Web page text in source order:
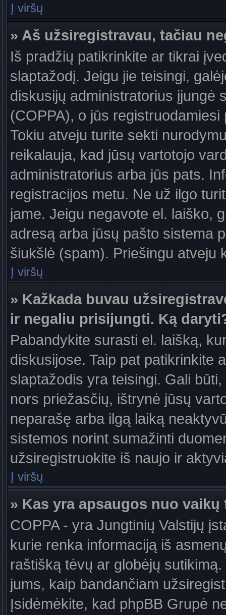
Į viršų
» Aš užsiregistravau, tačiau
Iš pradžių patikrinkite ar tikrai
slaptažodį. Jeigu jie teisingi,
diskusijų administratorius įjungė
(COPPA), o jūs
Tokiu atveju turite sekti
reikalauja, kad jūsų vartotojo
administratorius arba jūs pats.
registracijos metu. Ne už ilgo
jame. Jeigu negavote el. laiško,
adresą arba jūsų pašto sistema
šiukšlė (spam). Priešingu atveju
Į viršų
» Kažkada buvau
ir negaliu prisijungti. Ką
Pabandykite surasti el. laišką,
diskusijose. Taip pat patikrinkite
slaptažodis yra teisingi. Gali
nors priežasčių, ištrynė jūsų
neparašę arba ilgą laiką
sistemos norint sumažinti
užsiregistruokite iš naujo ir
Į viršų
» Kas yra apsaugos nuo vaikų
COPPA - yra Jungtinių Valstijų
kurie renka informaciją iš
raštišką tėvų ar globėjų
jums, kaip bandančiam
Įsidėmėkite, kad phpBB Grupė